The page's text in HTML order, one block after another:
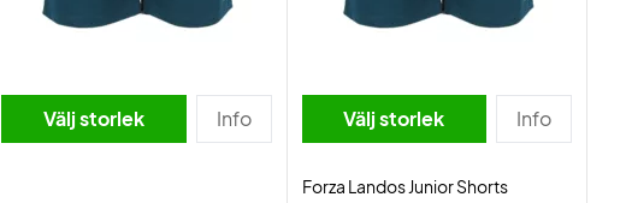
Välj storlek Info Välj storlek Info
Forza Landos Junior Shorts